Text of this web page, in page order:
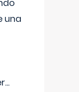
una
...